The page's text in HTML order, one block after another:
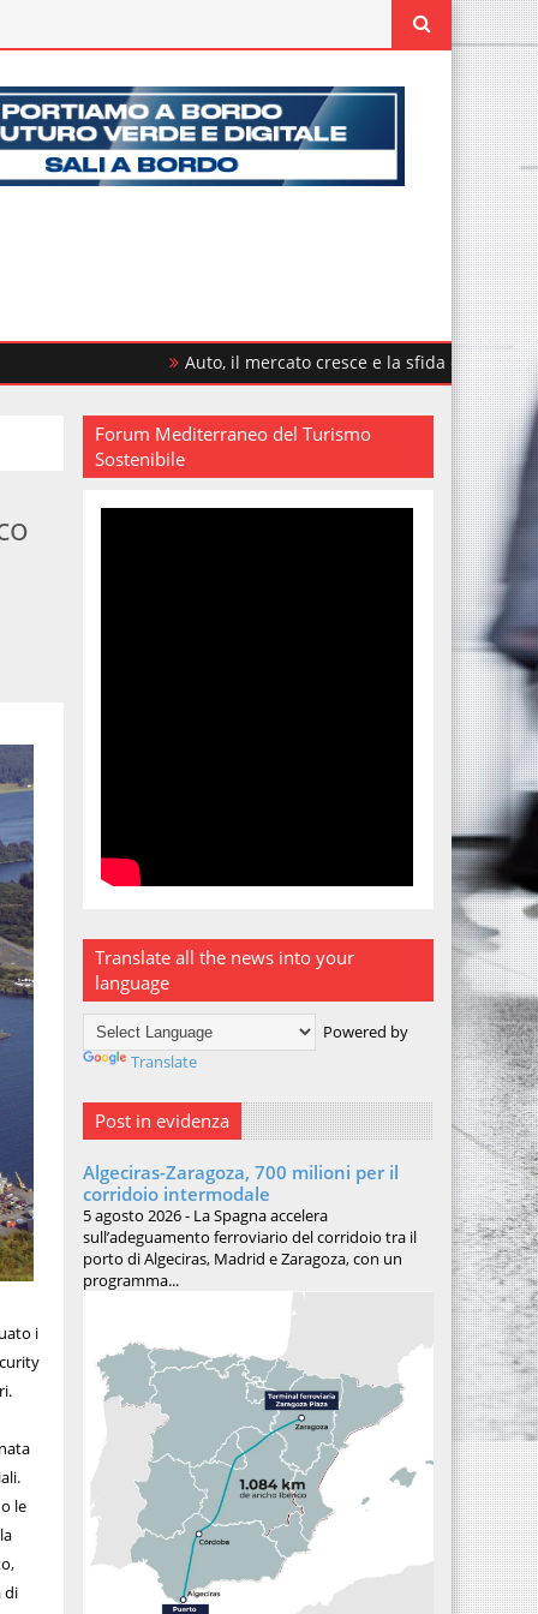
Auto, il mercato cresce e la sfida è rinnovare il
i
le
di
Forum Mediterraneo del Turismo
Sostenibile
Translate all the news into your
language
Powered by
Translate
Post in evidenza
Algeciras-Zaragoza, 700 milioni per il
corridoio intermodale
5 agosto 2026 - La Spagna accelera
sull’adeguamento ferroviario del corridoio tra il
porto di Algeciras, Madrid e Zaragoza, con un
programma...